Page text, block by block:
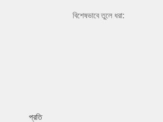
প্রতি
বিশেষভাবে তুলে ধরা: